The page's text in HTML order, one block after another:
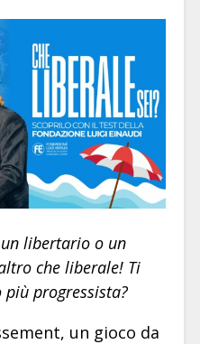
libertario o un
che liberale! Ti
progressista?
un gioco da